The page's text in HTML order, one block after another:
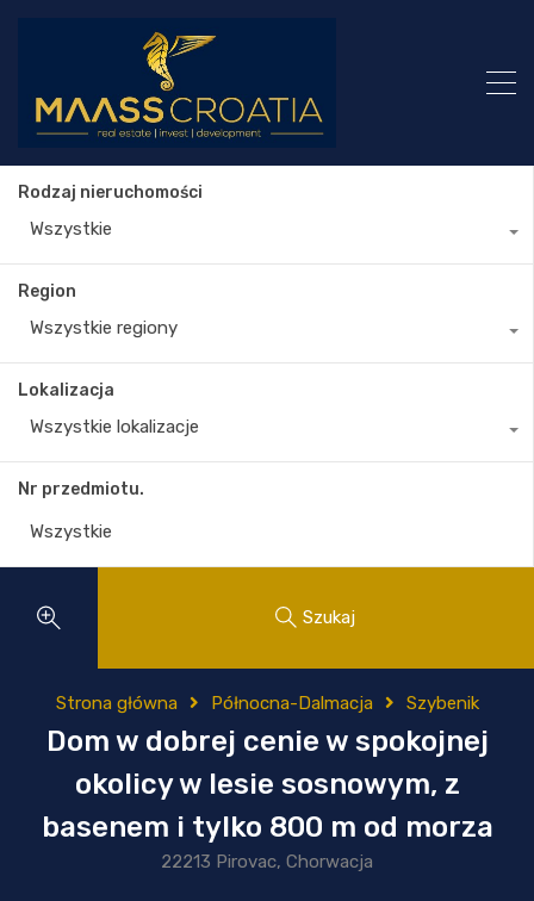
Rodzaj nieruchomości
Wszystkie
Region
Wszystkie regiony
Lokalizacja
Wszystkie lokalizacje
Nr przedmiotu.
Szukaj
Strona główna Północna-Dalmacja Szybenik
Dom w dobrej cenie w spokojnej
okolicy w lesie sosnowym, z
basenem i tylko 800 m od morza
22213 Pirovac, Chorwacja